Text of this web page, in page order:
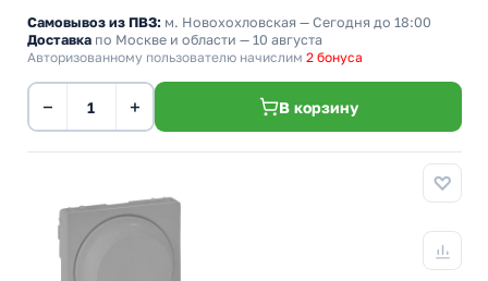
Самовывоз из ПВЗ: м. Новохохловская — Сегодня до 18:00
Доставка по Москве и области — 10 августа
Авторизованному пользователю начислим 2 бонуса
− + В корзину